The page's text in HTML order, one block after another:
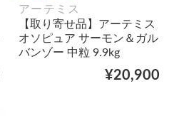
アーテミス
【取り寄せ品】アーテミス
オソピュア サーモン＆ガル
バンゾー 中粒 9.9kg
¥20,900